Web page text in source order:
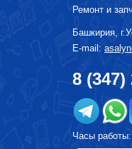
СУШИЛКА
УТЮГИ И
ФЕНЫ-
ХЛЕБОПЕЧКИ
Ремонт и
Башкирия, г.
E-mail:
8 (347)
Часы